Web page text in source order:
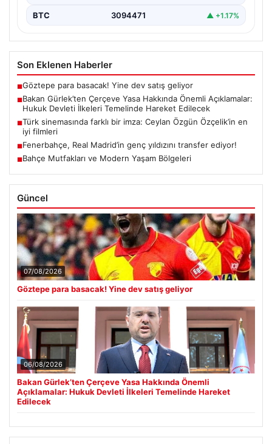
BTC 3094471 ▲ +1.17%
Son Eklenen Haberler
■Göztepe para basacak! Yine dev satış geliyor
■Bakan Gürlek’ten Çerçeve Yasa Hakkında Önemli Açıklamalar:
Hukuk Devleti İlkeleri Temelinde Hareket Edilecek
■Türk sinemasında farklı bir imza: Ceylan Özgün Özçelik’in en
iyi filmleri
■Fenerbahçe, Real Madrid’in genç yıldızını transfer ediyor!
■Bahçe Mutfakları ve Modern Yaşam Bölgeleri
Güncel
07/08/2026
Göztepe para basacak! Yine dev satış geliyor
06/08/2026
Bakan Gürlek’ten Çerçeve Yasa Hakkında Önemli
Açıklamalar: Hukuk Devleti İlkeleri Temelinde Hareket
Edilecek